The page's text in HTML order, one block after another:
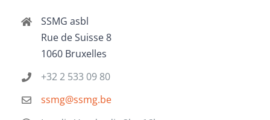
SSMG asbl
Rue de Suisse 8
1060 Bruxelles
+32 2 533 09 80
ssmg@ssmg.be